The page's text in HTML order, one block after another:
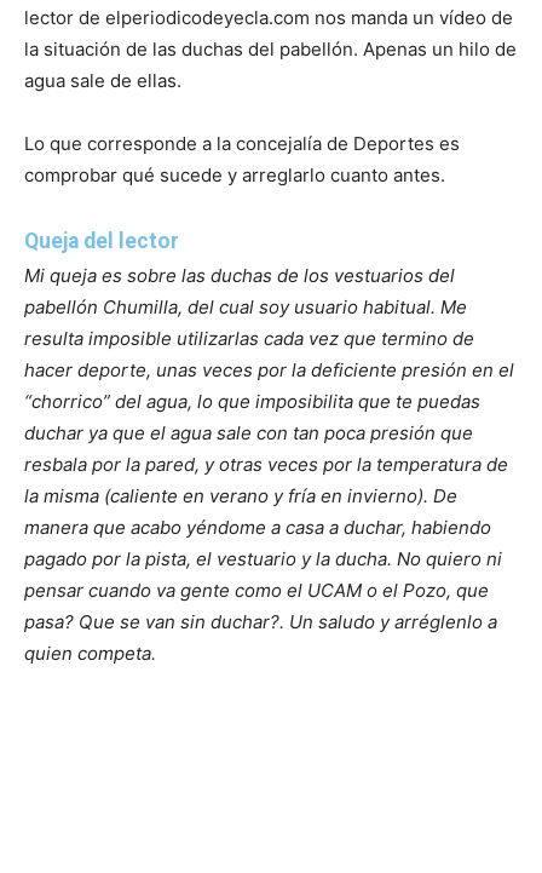
lector de elperiodicodeyecla.com nos manda un vídeo de
la situación de las duchas del pabellón. Apenas un hilo de
agua sale de ellas.
Lo que corresponde a la concejalía de Deportes es
comprobar qué sucede y arreglarlo cuanto antes.
Queja del lector
Mi queja es sobre las duchas de los vestuarios del
pabellón Chumilla, del cual soy usuario habitual. Me
resulta imposible utilizarlas cada vez que termino de
hacer deporte, unas veces por la deficiente presión en el
“chorrico” del agua, lo que imposibilita que te puedas
duchar ya que el agua sale con tan poca presión que
resbala por la pared, y otras veces por la temperatura de
la misma (caliente en verano y fría en invierno). De
manera que acabo yéndome a casa a duchar, habiendo
pagado por la pista, el vestuario y la ducha. No quiero ni
pensar cuando va gente como el UCAM o el Pozo, que
pasa? Que se van sin duchar?. Un saludo y arréglenlo a
quien competa.